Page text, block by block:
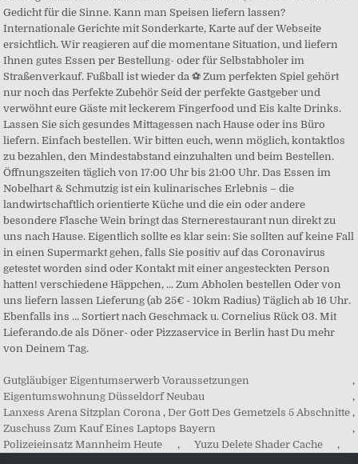
Gedicht für die Sinne. Kann man Speisen liefern lassen?
Internationale Gerichte mit Sonderkarte, Karte auf der Webseite
ersichtlich. Wir reagieren auf die momentane Situation, und liefern
Ihnen gutes Essen per Bestellung- oder für Selbstabholer im
Straßenverkauf. Fußball ist wieder da ⚽️ Zum perfekten Spiel gehört
nur noch das Perfekte Zubehör Seid der perfekte Gastgeber und
verwöhnt eure Gäste mit leckerem Fingerfood und Eis kalte Drinks.
Lassen Sie sich gesundes Mittagessen nach Hause oder ins Büro
liefern. Einfach bestellen. Wir bitten euch, wenn möglich, kontaktlos
zu bezahlen, den Mindestabstand einzuhalten und beim Bestellen.
Öffnungszeiten täglich von 17:00 Uhr bis 21:00 Uhr. Das Essen im
Nobelhart & Schmutzig ist ein kulinarisches Erlebnis – die
landwirtschaftlich orientierte Küche und die ein oder andere
besondere Flasche Wein bringt das Sternerestaurant nun direkt zu
uns nach Hause. Eigentlich sollte es klar sein: Sie sollten auf keine Fall
in einen Supermarkt gehen, falls Sie positiv auf das Coronavirus
getestet worden sind oder Kontakt mit einer angesteckten Person
hatten! verschiedene Häppchen, ... Zum Abholen bestellen Oder von
uns liefern lassen Lieferung (ab 25€ - 10km Radius) Täglich ab 16 Uhr.
Ebenfalls ins … Sortiert nach Geschmack u. Cornelius Rück 03. Mit
Lieferando.de als Döner- oder Pizzaservice in Berlin hast Du mehr
von Deinem Tag.
Gutgläubiger Eigentumserwerb Voraussetzungen
,
Eigentumswohnung Düsseldorf Neubau
,
Lanxess Arena Sitzplan Corona , Der Gott Des Gemetzels 5 Abschnitte ,
Zuschuss Zum Kauf Eines Laptops Bayern
,
Polizeieinsatz Mannheim Heute
, Yuzu Delete Shader Cache ,